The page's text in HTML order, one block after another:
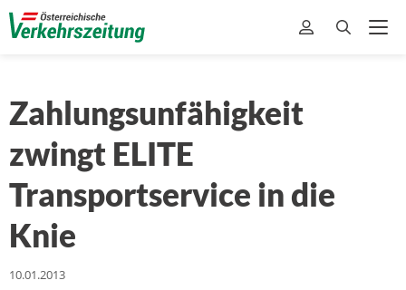
Zahlungsunfähigkeit
zwingt ELITE
Transportservice in die
Knie
10.01.2013